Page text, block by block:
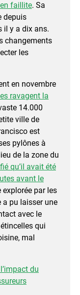
faillite. Sa
depuis
il y a dix ans.
changements
les
en novembre
ravagent la
14.000
ville de
est
pylônes à
de la zone du
qu’il avait été
avant le
par les
a pu laisser une
avec le
qui
mal
du